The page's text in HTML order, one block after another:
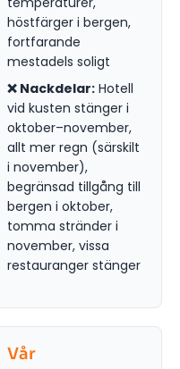
höstfärger i bergen,
fortfarande
mestadels soligt
❌ Nackdelar: Hotell
vid kusten stänger i
oktober–november,
allt mer regn (särskilt
i november),
begränsad tillgång till
bergen i oktober,
tomma stränder i
november, vissa
restauranger stänger
Vår